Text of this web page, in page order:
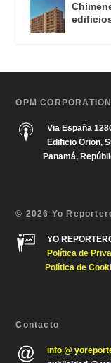
OPM CORPORATION
Via España
Edificio Orion,
Panamá,
© 2026 Yo
YO
Política de
Política de
Contacto
info @